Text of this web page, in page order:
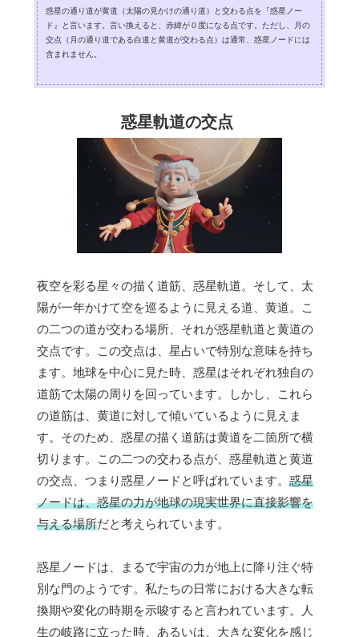
惑星の通り道が黄道（太陽の見かけの通り道）と交わる点を『惑星ノー
ド』と言います。言い換えると、赤緯が０度になる点です。ただし、月の
交点（月の通り道である白道と黄道が交わる点）は通常、惑星ノードには
含まれません。
惑星軌道の交点
夜空を彩る星々の描く道筋、惑星軌道。そして、太
陽が一年かけて空を巡るように見える道、黄道。こ
の二つの道が交わる場所、それが惑星軌道と黄道の
交点です。この交点は、星占いで特別な意味を持ち
ます。地球を中心に見た時、惑星はそれぞれ独自の
道筋で太陽の周りを回っています。しかし、これら
の道筋は、黄道に対して傾いているように見えま
す。そのため、惑星の描く道筋は黄道を二箇所で横
切ります。この二つの交わる点が、惑星軌道と黄道
の交点、つまり惑星ノードと呼ばれています。 惑星
ノードは、惑星の力が地球の現実世界に直接影響を
与える場所だと考えられています。
惑星ノードは、まるで宇宙の力が地上に降り注ぐ特
別な門のようです。私たちの日常における大きな転
換期や変化の時期を示唆すると言われています。人
生の岐路に立った時、あるいは、大きな変化を感じ